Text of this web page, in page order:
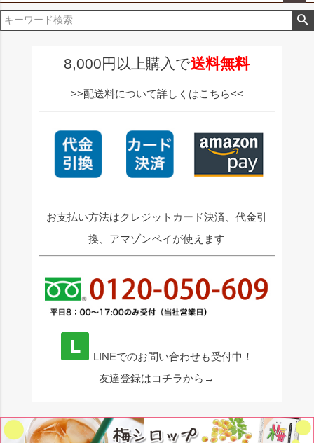
ペー
ジト
8,000円以上購入で送料無料
>>配送料について詳しくはこちら<<
お支払い方法はクレジットカード決済、代金引
換、アマゾンペイが使えます
LINEでのお問い合わせも受付中！
友達登録はコチラから→